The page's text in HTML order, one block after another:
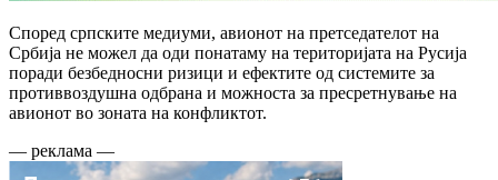
Според српските медиуми, авионот на претседателот на
Србија не можел да оди понатаму на територијата на Русија
поради безбедносни ризици и ефектите од системите за
противвоздушна одбрана и можноста за пресретнување на
авионот во зоната на конфликтот.
— реклама —